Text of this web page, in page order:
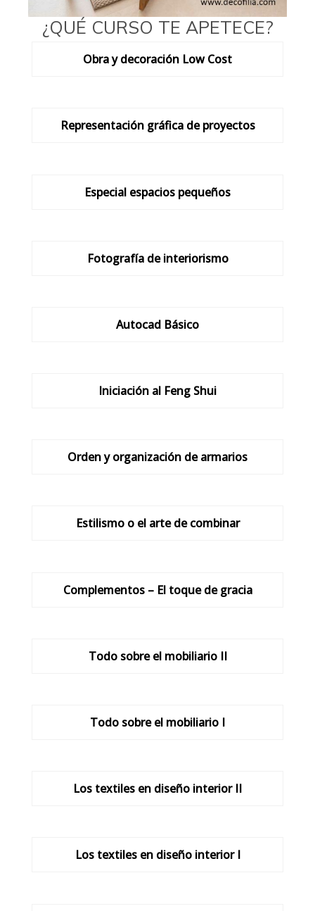
¿QUÉ CURSO TE APETECE?
Obra y decoración Low Cost
Representación gráfica de proyectos
Especial espacios pequeños
Fotografía de interiorismo
Autocad Básico
Iniciación al Feng Shui
Orden y organización de armarios
Estilismo o el arte de combinar
Complementos – El toque de gracia
Todo sobre el mobiliario II
Todo sobre el mobiliario I
Los textiles en diseño interior II
Los textiles en diseño interior I